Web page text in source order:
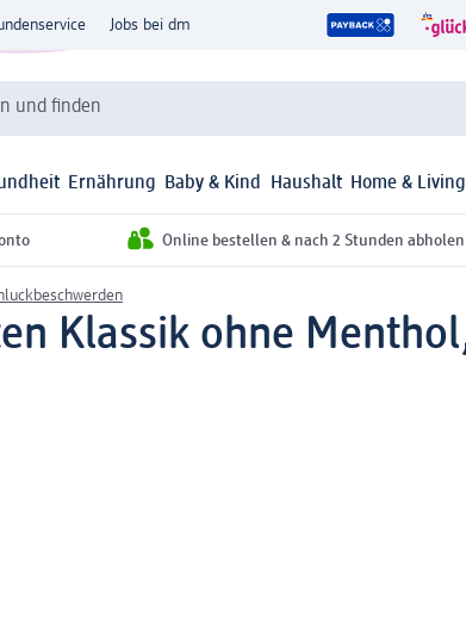
Jobs bei dm
und finden
Ernährung Baby & Kind Haushalt Home & Living
Online bestellen & nach 2 Stunden abholen
Klassik ohne